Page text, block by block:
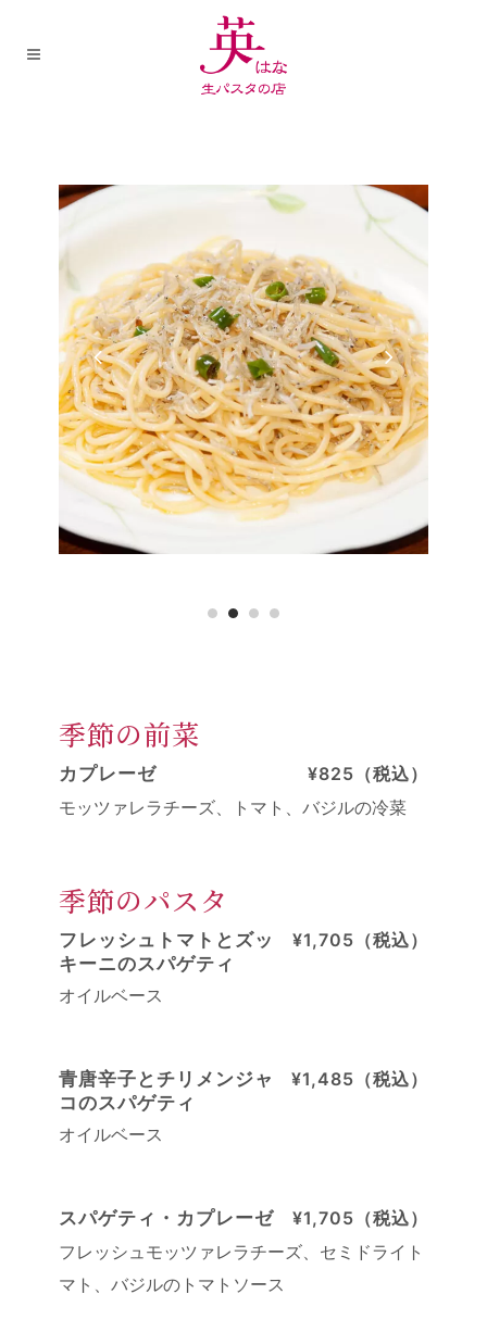
季節の前菜
カプレーゼ
¥825（税込）
モッツァレラチーズ、トマト、バジルの冷菜
季節のパスタ
フレッシュトマトとズッ
キーニのスパゲティ
¥1,705（税込）
オイルベース
青唐辛子とチリメンジャ
コのスパゲティ
¥1,485（税込）
オイルベース
スパゲティ・カプレーゼ
¥1,705（税込）
フレッシュモッツァレラチーズ、セミドライト
マト、バジルのトマトソース